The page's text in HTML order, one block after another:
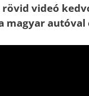
rövid videó
magyar autóval